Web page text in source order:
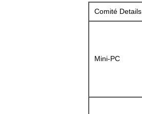
Comité Details
Mini-PC